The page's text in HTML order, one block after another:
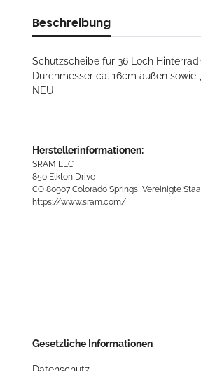
Beschreibung
Schutzscheibe für 36 Loch
Durchmesser ca. 16cm außen
NEU
Herstellerinformationen:
SRAM LLC
850 Elkton Drive
CO 80907 Colorado Springs, Vereinigte
https://www.sram.com/
Gesetzliche Informationen